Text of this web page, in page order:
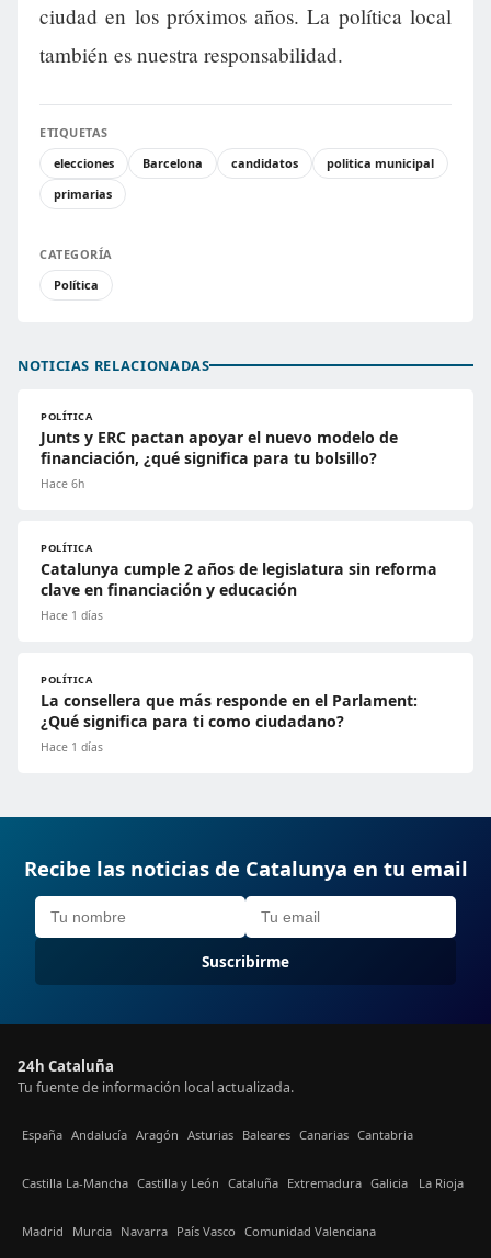
ciudad en los próximos años. La política local
también es nuestra responsabilidad.
ETIQUETAS
elecciones
Barcelona candidatos
politica municipal
primarias
CATEGORÍA
Política
NOTICIAS RELACIONADAS
POLÍTICA
Junts y ERC pactan apoyar el nuevo modelo de
financiación, ¿qué significa para tu bolsillo?
Hace 6h
POLÍTICA
Catalunya cumple 2 años de legislatura sin reforma
clave en financiación y educación
Hace 1 días
POLÍTICA
La consellera que más responde en el Parlament:
¿Qué significa para ti como ciudadano?
Hace 1 días
Recibe las noticias de Catalunya en tu email
Suscribirme
24h Cataluña
Tu fuente de información local actualizada.
España Andalucía Aragón Asturias Baleares Canarias Cantabria
Castilla La-Mancha Castilla y León Cataluña Extremadura Galicia La Rioja
Madrid Murcia Navarra País Vasco Comunidad Valenciana